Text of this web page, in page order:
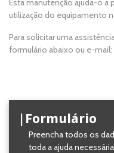
Esta manutenção ajuda-o a
utilização do equipamento
Para solicitar uma
formulário abaixo ou e-mail:
|Formulário
Preencha todos os
toda a ajuda